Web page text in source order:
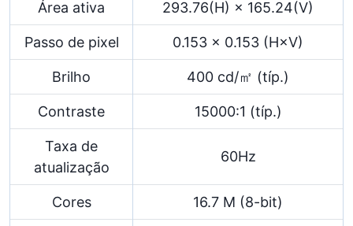
Área ativa 293.76(H) × 165.24(V)
Passo de pixel 0.153 × 0.153 (H×V)
Brilho 400 cd/㎡ (típ.)
Contraste 15000:1 (típ.)
Taxa de
atualização
60Hz
Cores 16.7 M (8-bit)